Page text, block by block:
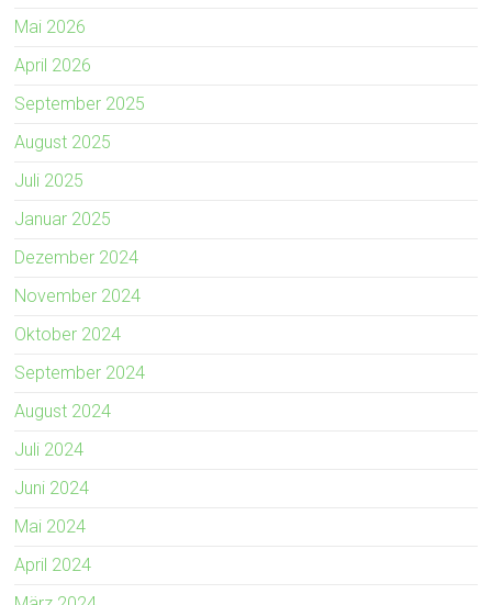
Mai 2026
April 2026
September 2025
August 2025
Juli 2025
Januar 2025
Dezember 2024
November 2024
Oktober 2024
September 2024
August 2024
Juli 2024
Juni 2024
Mai 2024
April 2024